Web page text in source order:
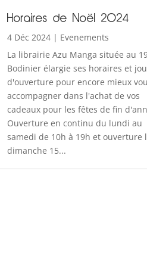
Horaires de Noël 2024
4 Déc 2024| Evenements
La librairie Azu Manga située au
Bodinier élargie ses horaires et
d'ouverture pour encore mieux
accompagner dans l'achat de vos
cadeaux pour les fêtes de fin
Ouverture en continu du lundi au
samedi de 10h à 19h et ouverture
dimanche 15...